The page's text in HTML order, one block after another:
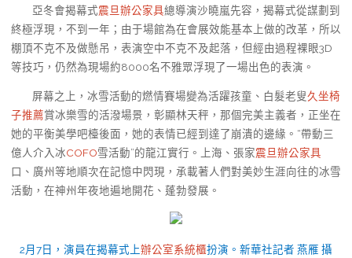
亞冬會揭幕式震旦辦公家具總導演沙曉嵐先容，揭幕式從謀劃到
終極浮現，不到一年；由于場館為在會展效能基本上做的改革，所以
棚頂不克不及做懸吊，表演空中不克不及起落，但經由過程裸眼3D
等技巧，仍然為現場約8000名不雅眾浮現了一場出色的表演。
屏幕之上，冰雪活動的燃情賽場變為活躍孩童、白髮老叟久坐椅
子推薦賞冰樂雪的活潑場景，彰顯林天秤，那個完美主義者，正坐在
她的平衡美學吧檯後面，她的表情已經到達了崩潰的邊緣。“帶動三
億人介入冰COFO雪活動”的龍江實行。上海、張家震旦辦公家具
口、廣州等地順次在記憶中閃現，承載著人們對美妙生涯向往的冰雪
活動，在神州年夜地遍地開花、蓬勃發展。
2月7日，演員在揭幕式上辦公室系統櫃扮演。新華社記者 燕雁 攝